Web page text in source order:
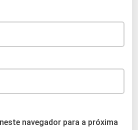
navegador para a próxima